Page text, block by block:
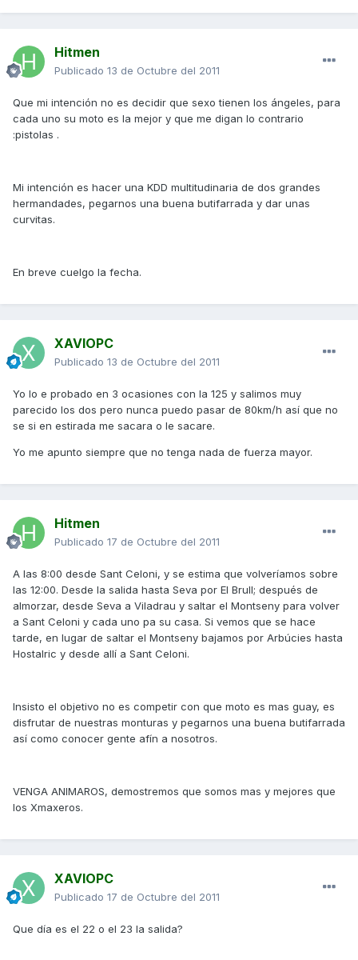
Hitmen
Publicado 13 de Octubre del 2011
Que mi intención no es decidir que sexo tienen los ángeles, para
cada uno su moto es la mejor y que me digan lo contrario
:pistolas .
Mi intención es hacer una KDD multitudinaria de dos grandes
hermandades, pegarnos una buena butifarrada y dar unas
curvitas.
En breve cuelgo la fecha.
XAVIOPC
Publicado 13 de Octubre del 2011
Yo lo e probado en 3 ocasiones con la 125 y salimos muy
parecido los dos pero nunca puedo pasar de 80km/h así que no
se si en estirada me sacara o le sacare.
Yo me apunto siempre que no tenga nada de fuerza mayor.
Hitmen
Publicado 17 de Octubre del 2011
A las 8:00 desde Sant Celoni, y se estima que volveríamos sobre
las 12:00. Desde la salida hasta Seva por El Brull; después de
almorzar, desde Seva a Viladrau y saltar el Montseny para volver
a Sant Celoni y cada uno pa su casa. Si vemos que se hace
tarde, en lugar de saltar el Montseny bajamos por Arbúcies hasta
Hostalric y desde allí a Sant Celoni.
Insisto el objetivo no es competir con que moto es mas guay, es
disfrutar de nuestras monturas y pegarnos una buena butifarrada
así como conocer gente afín a nosotros.
VENGA ANIMAROS, demostremos que somos mas y mejores que
los Xmaxeros.
XAVIOPC
Publicado 17 de Octubre del 2011
Que día es el 22 o el 23 la salida?